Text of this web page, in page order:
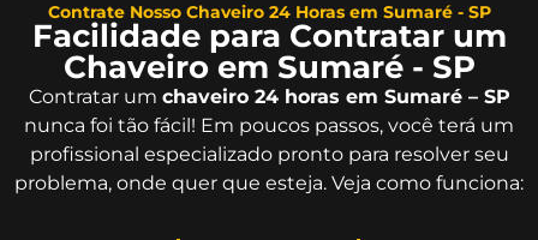
Contrate Nosso Chaveiro 24 Horas em Sumaré - SP
Facilidade para Contratar um
Chaveiro em Sumaré - SP
Contratar um chaveiro 24 horas em Sumaré – SP
nunca foi tão fácil! Em poucos passos, você terá um
profissional especializado pronto para resolver seu
problema, onde quer que esteja. Veja como funciona: